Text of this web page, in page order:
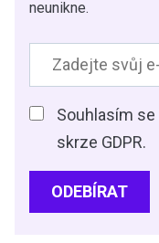
neunikne.
Souhlasím se
skrze GDPR.
ODEBÍRAT